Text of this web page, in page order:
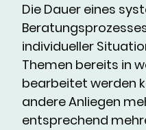
Die Dauer eines
individueller
Themen bereits in
bearbeitet werden
andere Anliegen
entsprechend